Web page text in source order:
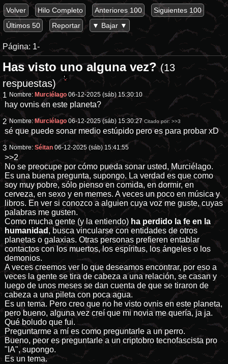
Volver Hilo Completo Anteriores 100
Siguientes 100
Últimos 50
Reportar ▼ Bajar ▼
Página: 1-
Has visto uno alguna vez?(13
respuestas)
1 Nombre: Murciélago 06-12-2025 (sáb) 15:30:10
hay ovnis en este planeta?
2 Nombre:Murciélago 06-12-2025 (sáb) 15:30:27 Citado por:>>3
sé que puede sonar medio estúpido pero es para probar xD
3 Nombre:Séitan 06-12-2025 (sáb) 15:41:55
>>2
No se preocupe por cómo pueda sonar usted, Murciélago.
Es una buena pregunta, supongo. La verdad es que como
soy muy pobre, sólo pienso en comida, en dormir, en
cerveza, en sexo y en memes. A veces un poco en música y
libros. En ver si conozco a alguien cuya voz me guste, cuyas
palabras me gusten.
Como mucha gente (y la entiendo) ha perdido la fe en la
humanidad , busca vincularse con entidades de otros
planetas o galaxias. Otras personas prefieren entablar
contactos con los muertos, los espíritus, los ángeles o los
demonios.
A veces creemos ver lo que deseamos encontrar, por eso a
veces la gente se tira de cabeza a una relación, se casan y
luego de unos meses se dan cuenta de que se tiraron de
cabeza a una pileta con poca agua.
Es un tema. Pero creo que no he visto ovnis en este planeta,
pero bueno, alguna vez creí que mi novia me quería, ja ja.
Qué boludo que fui.
Preguntarme a mí es como preguntarle a un perro.
Bueno, peor es preguntarle a un criptobro tecnofascista pro
"IA", supongo.
Es un tema.